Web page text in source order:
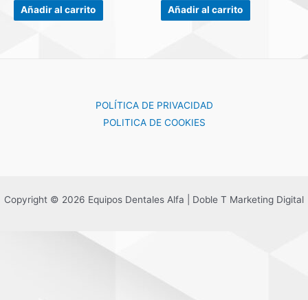
Añadir al carrito Añadir al carrito
POLÍTICA DE PRIVACIDAD
POLITICA DE COOKIES
Copyright © 2026 Equipos Dentales Alfa | Doble T Marketing Digital